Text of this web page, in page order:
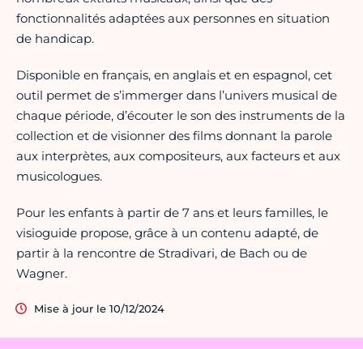
fonctionnalités adaptées aux personnes en situation
de handicap.
Disponible en français, en anglais et en espagnol, cet
outil permet de s’immerger dans l’univers musical de
chaque période, d’écouter le son des instruments de la
collection et de visionner des films donnant la parole
aux interprètes, aux compositeurs, aux facteurs et aux
musicologues.
Pour les enfants à partir de 7 ans et leurs familles, le
visioguide propose, grâce à un contenu adapté, de
partir à la rencontre de Stradivari, de Bach ou de
Wagner.
Mise à jour le 10/12/2024